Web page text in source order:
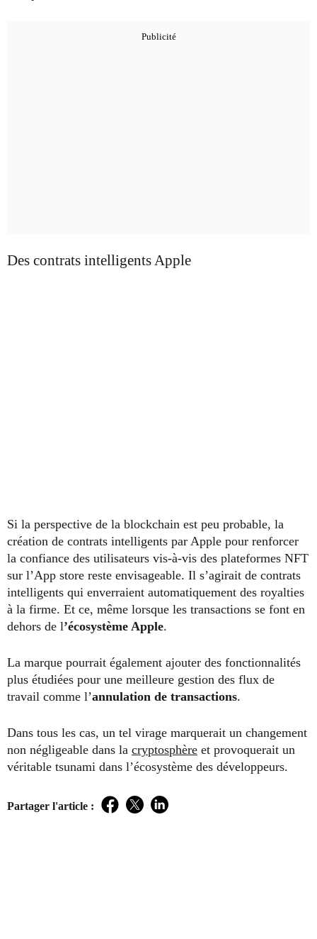
Des contrats intelligents Apple
Si la perspective de la blockchain est peu probable, la
création de contrats intelligents par Apple pour renforcer
la confiance des utilisateurs vis-à-vis des plateformes NFT
sur l’App store reste envisageable. Il s’agirait de contrats
intelligents qui enverraient automatiquement des royalties
à la firme. Et ce, même lorsque les transactions se font en
dehors de l’écosystème Apple.
La marque pourrait également ajouter des fonctionnalités
plus étudiées pour une meilleure gestion des flux de
travail comme l’annulation de transactions.
Dans tous les cas, un tel virage marquerait un changement
non négligeable dans la cryptosphère et provoquerait un
véritable tsunami dans l’écosystème des développeurs.
Partager l'article : Facebook
TwitterLinkedIn